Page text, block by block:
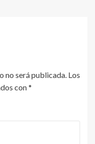
no será publicada. Los
con*